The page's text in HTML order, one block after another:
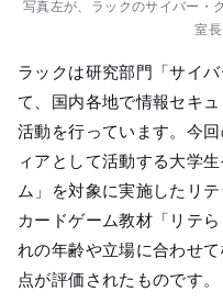
写真左が、ラックのサイバー・
室
ラックは研究部門「サイ
て、国内各地で情報セキ
活動を行っています。今
ィアとして活動する大学
ム」を対象に実施したリ
カードゲーム教材「リテ
れの年齢や立場に合わせ
点が評価されたものです。